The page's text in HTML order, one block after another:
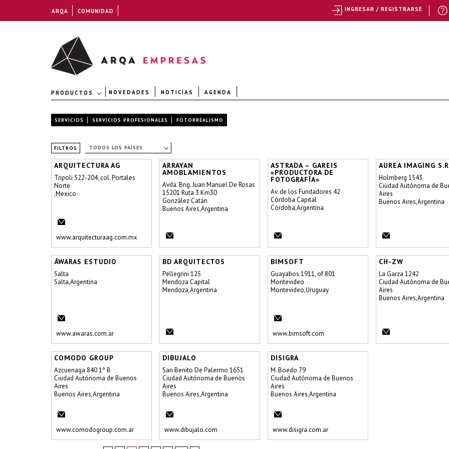
PRODUCTOS NOVEDADES NOTICIAS AGENDA
SERVICIOS SERVICIOS PROFESIONALES FOTORREALISMO
FILTROS TODOS LOS PAÍSES
ARQUITECTURA AG
Tripoli 522-204, col. Portales
Norte
,Mexico
www.arquitecturaag.com.mx
ARRAYAN
AMOBLAMIENTOS
Avda. Brig. Juan Manuel De Rosas
15201 Ruta 3 Km30
González Catán
Buenos Aires,Argentina
ASTRADA – GAREIS
«PRODUCTORA DE
FOTOGRAFÍA»
Av. de los Fundadores 42
Córdoba Capital
Córdoba,Argentina
AUREA IMAGING
Holmberg 1543
Ciudad Autónoma de
Aires
Buenos Aires,Argentina
ÁWARAS ESTUDIO
Salta
Salta,Argentina
www.awaras.com.ar
BD ARQUITECTOS
Pellegrini 125
Mendoza Capital
Mendoza,Argentina
BIMSOFT
Guayabos 1911, of 801
Montevideo
Montevideo,Uruguay
www.bimsoft.com
CH-ZW
La Garza 1242
Ciudad Autónoma de
Aires
Buenos Aires,Argentina
COMODO GROUP
Azcuenaga 840 1º B
Ciudad Autónoma de Buenos
Aires
Buenos Aires,Argentina
www.comodogroup.com.ar
DIBUJALO
San Benito De Palermo 1651
Ciudad Autónoma de Buenos
Aires
Buenos Aires,Argentina
www.dibujalo.com
DISIGRA
M. Boedo 79
Ciudad Autónoma de Buenos
Aires
Buenos Aires,Argentina
www.disigra.com.ar
ARQA COMUNIDAD INGRESAR / REGISTRARSE